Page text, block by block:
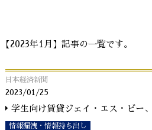
【2023年1月】記事の一覧です。
日本経済新聞
2023/01/25
学生向け賃貸ジェイ・エス・ビー
情報漏洩・情報持ち出し